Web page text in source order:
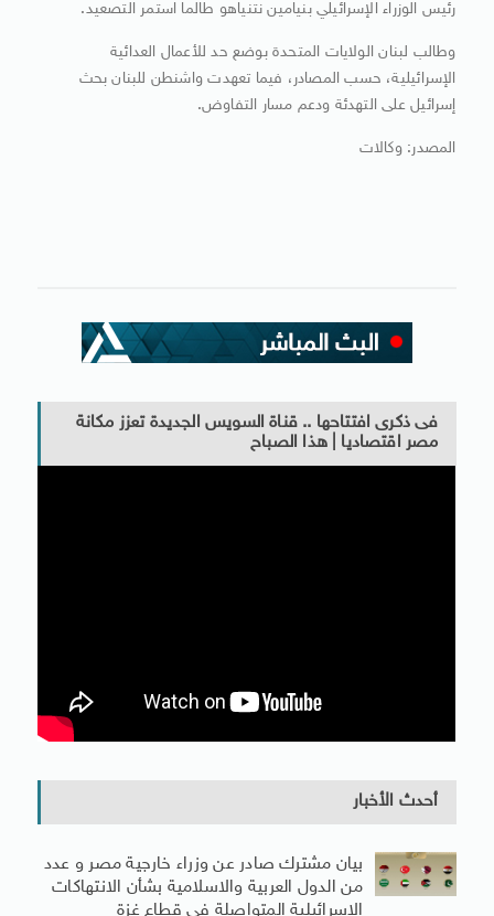
رئيس الوزراء الإسرائيلي بنيامين نتنياهو طالما استمر التصعيد.
وطالب لبنان الولايات المتحدة بوضع حد للأعمال العدائية
الإسرائيلية، حسب المصادر، فيما تعهدت واشنطن للبنان بحث
إسرائيل على التهدئة ودعم مسار التفاوض.
المصدر: وكالات
فى ذكرى افتتاحها .. قناة السويس الجديدة تعزز مكانة
مصر اقتصاديا | هذا الصباح
أحدث الأخبار
بيان مشترك صادر عن وزراء خارجية مصر و عدد
من الدول العربية والاسلامية بشأن الانتهاكات
الإسرائيلية المتواصلة فى قطاع غزة